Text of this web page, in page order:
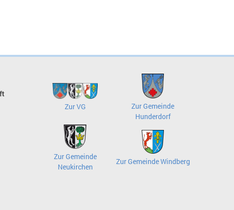
Zur VG
Zur Gemeinde
Hunderdorf
Zur Gemeinde
Neukirchen
Zur Gemeinde Windberg